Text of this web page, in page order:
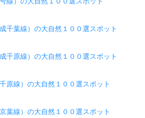
千葉線）の大自然１００選スポット
千原線）の大自然１００選スポット
原線）の大自然１００選スポット
葉線）の大自然１００選スポット